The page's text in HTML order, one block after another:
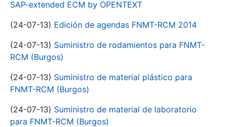
SAP-extended ECM by OPENTEXT
(24-07-13) Edición de agendas FNMT-RCM 2014
(24-07-13) Suministro de rodamientos para FNMT-
RCM (Burgos)
(24-07-13) Suministro de material plástico para
FNMT-RCM (Burgos)
(24-07-13) Suministro de material de laboratorio
para FNMT-RCM (Burgos)